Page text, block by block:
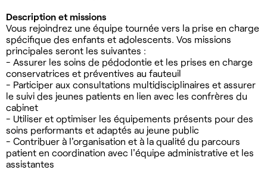
Description et missions
Vous rejoindrez une équipe tournée vers la prise en charge
spécifique des enfants et adolescents. Vos missions
principales seront les suivantes :
- Assurer les soins de pédodontie et les prises en charge
conservatrices et préventives au fauteuil
- Participer aux consultations multidisciplinaires et assurer
le suivi des jeunes patients en lien avec les confrères du
cabinet
- Utiliser et optimiser les équipements présents pour des
soins performants et adaptés au jeune public
- Contribuer à l'organisation et à la qualité du parcours
patient en coordination avec l'équipe administrative et les
assistantes